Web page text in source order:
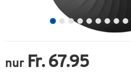
nur Fr. 67.95